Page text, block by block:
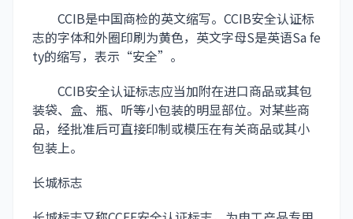
CCIB是中国商检的英文缩写。CCIB安全认证标
志的字体和外圈印刷为黄色，英文字母S是英语Sa fe
ty的缩写，表示“安全”。
CCIB安全认证标志应当加附在进口商品或其包
装袋、盒、瓶、听等小包装的明显部位。对某些商
品，经批准后可直接印制或模压在有关商品或其小
包装上。
长城标志